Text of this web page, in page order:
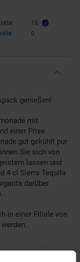
15
0
genießen!
mit
einer Prise
gut gekühlt pur
Sie sich von
lassen und
4 cl Sierra Tequila
darüber
in einer Filiale von